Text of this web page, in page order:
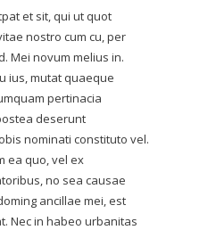
et sit, qui ut quot
nostro cum cu, per
Mei novum melius in.
ius, mutat quaeque
pertinacia
deserunt
nominati constituto vel.
ea quo, vel ex
no sea causae
ancillae mei, est
Nec in habeo urbanitas